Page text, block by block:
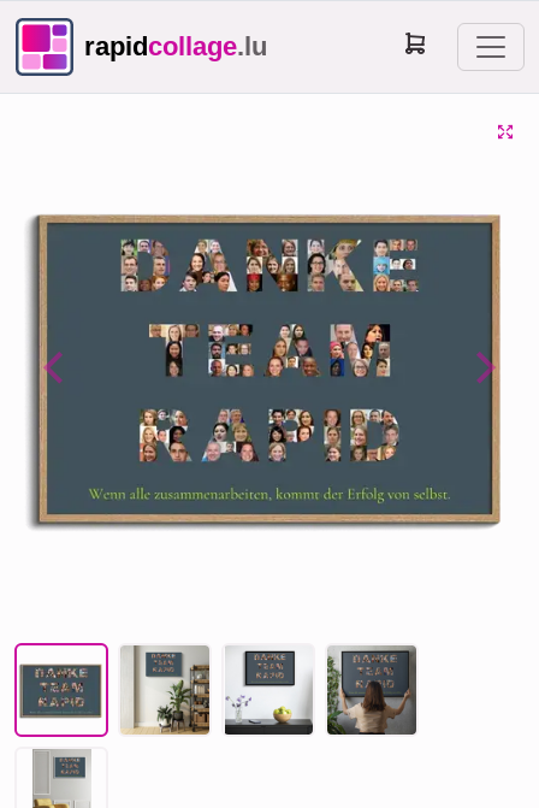
rapidcollage.lu
Previous Next